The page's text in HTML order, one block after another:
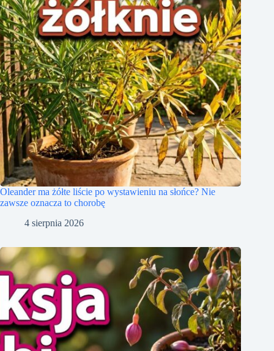
Oleander ma żółte liście po wystawieniu na słońce? Nie
zawsze oznacza to chorobę
4 sierpnia 2026